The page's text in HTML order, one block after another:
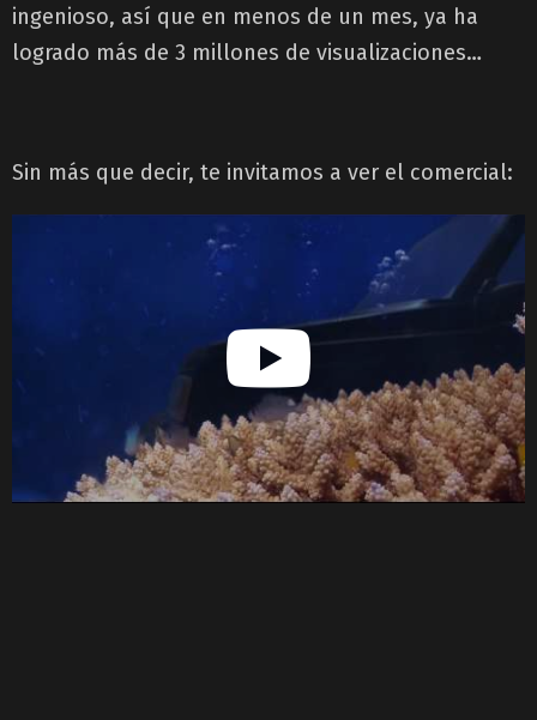
ingenioso, así que en menos de un mes, ya ha
logrado más de 3 millones de visualizaciones…
Sin más que decir, te invitamos a ver el comercial: